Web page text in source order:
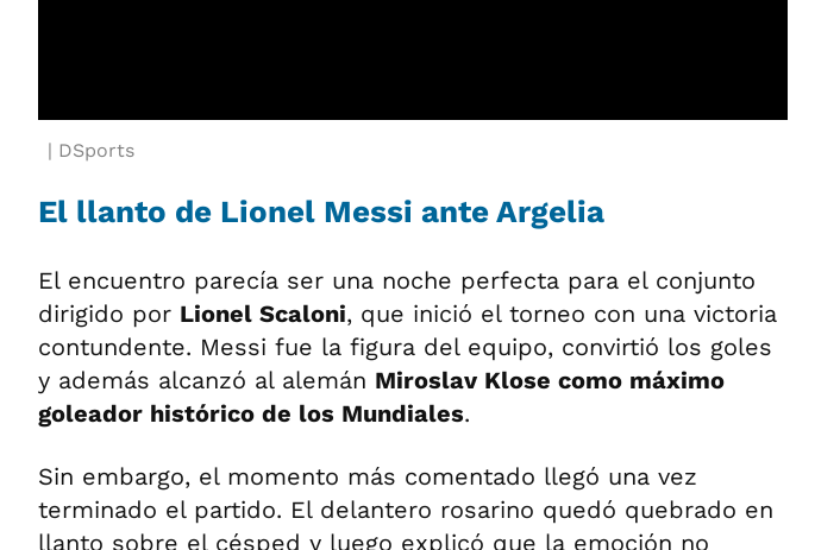
DSports
El llanto de Lionel Messi ante Argelia
El encuentro parecía ser una noche perfecta para el conjunto
dirigido por Lionel Scaloni, que inició el torneo con una victoria
contundente. Messi fue la figura del equipo, convirtió los goles
y además alcanzó al alemán Miroslav Klose como máximo
goleador histórico de los Mundiales.
Sin embargo, el momento más comentado llegó una vez
terminado el partido. El delantero rosarino quedó quebrado en
llanto sobre el césped y luego explicó que la emoción no